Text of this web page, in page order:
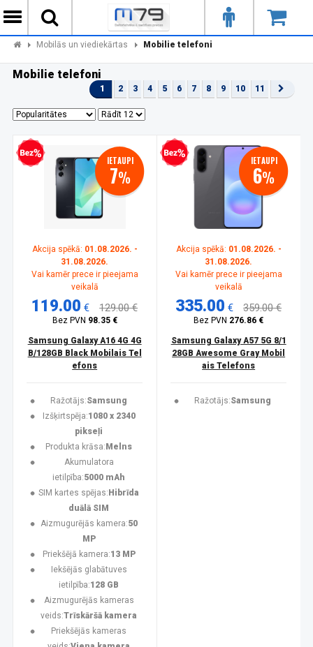
Mobilās un viediekārtas Mobilie telefoni
Mobilie telefoni
1 2 3 4 5 6 7 8 9 10 11
kredīts IETAUPI
7%
Akcija spēkā: 01.08.2026. -
31.08.2026.
Vai kamēr prece ir pieejama
veikalā
119.00 € 129.00 €
Bez PVN 98.35 €
Samsung Galaxy A16 4G 4G
B/128GB Black Mobilais Tel
efons
Ražotājs:Samsung
Izšķirtspēja:1080 x 2340
pikseļi
Produkta krāsa: Melns
Akumulatora
ietilpība:5000 mAh
SIM kartes spējas: Hibrīda
duālā SIM
Aizmugurējās kamera:50
MP
Priekšējā kamera:13 MP
Iekšējās glabātuves
ietilpība:128 GB
Aizmugurējās kameras
veids:Trīskāršā kamera
Priekšējās kameras
Bezprocentu kredīts IETAUPI
6%
Akcija spēkā: 01.08.2026. -
31.08.2026.
Vai kamēr prece ir pieejama
veikalā
335.00 € 359.00 €
Bez PVN 276.86 €
Samsung Galaxy A57 5G 8/1
28GB Awesome Gray Mobil
ais Telefons
Ražotājs:Samsung